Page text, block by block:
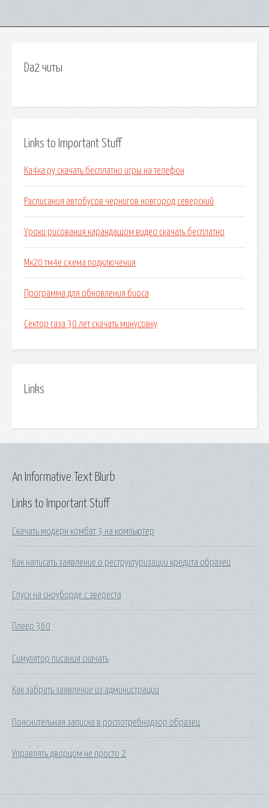
Da2 читы
Links to Important Stuff
Ка4ка ру скачать бесплатно игры на телефон
Расписания автобусов чернигов новгород северский
Уроки рисования карандашом видео скачать бесплатно
Мк20 тм4е схема подключения
Программа для обновления биоса
Сектор газа 30 лет скачать минусовку
Links
Links to Important Stuff
Скачать модерн комбат 3 на компьютер
Как написать заявление о реструктуризации кредита образец
Спуск на сноуборде с эвереста
Плеер 360
Симулятор писания скачать
Как забрать заявление из администрации
Пояснительная записка в роспотребнадзор образец
Управлять дворцом не просто 2
An Informative Text Blurb